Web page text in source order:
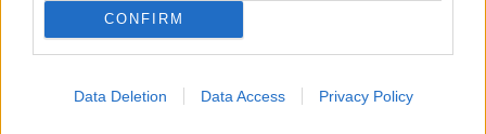
CONFIRM
Data Deletion Data Access Privacy Policy
τροχαίου του 2014
Ρεπορτάζ• πριν 46 λεπτά
Απορρίφθηκε η προσωρινή διαταγή κατά του